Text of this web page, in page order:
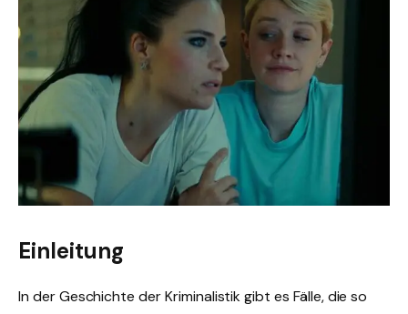
Einleitung
In der Geschichte der Kriminalistik gibt es Fälle, die so